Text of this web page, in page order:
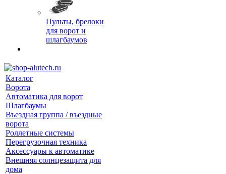
Пульты, брелоки
для ворот и
шлагбаумов
Каталог
Ворота
Автоматика для ворот
Шлагбаумы
Въездная группа / въездные
ворота
Роллетные системы
Перегрузочная техника
Аксессуары к автоматике
Внешняя солнцезащита для
дома